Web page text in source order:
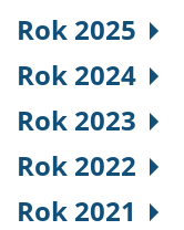
Rok 2025
Rok 2024
Rok 2023
Rok 2022
Rok 2021